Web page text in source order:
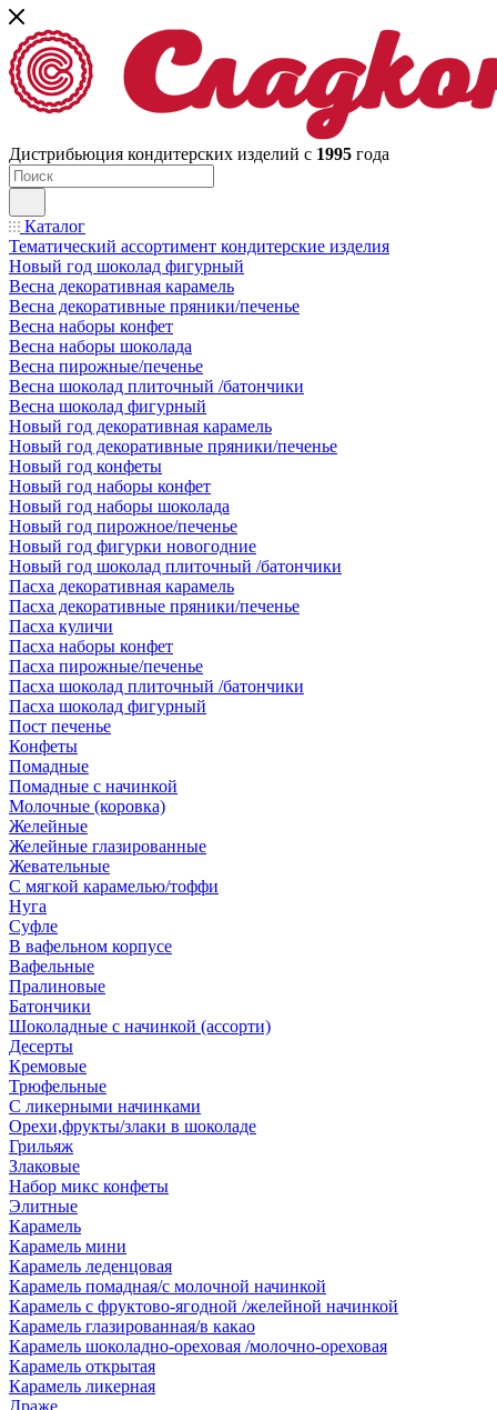
Дистрибьюция кондитерских изделий с 1995 года
Каталог
Тематический ассортимент кондитерские изделия
Новый год шоколад фигурный
Весна декоративная карамель
Весна декоративные пряники/печенье
Весна наборы конфет
Весна наборы шоколада
Весна пирожные/печенье
Весна шоколад плиточный /батончики
Весна шоколад фигурный
Новый год декоративная карамель
Новый год декоративные пряники/печенье
Новый год конфеты
Новый год наборы конфет
Новый год наборы шоколада
Новый год пирожное/печенье
Новый год фигурки новогодние
Новый год шоколад плиточный /батончики
Пасха декоративная карамель
Пасха декоративные пряники/печенье
Пасха куличи
Пасха наборы конфет
Пасха пирожные/печенье
Пасха шоколад плиточный /батончики
Пасха шоколад фигурный
Пост печенье
Конфеты
Помадные
Помадные с начинкой
Молочные (коровка)
Желейные
Желейные глазированные
Жевательные
С мягкой карамелью/тоффи
Нуга
Суфле
В вафельном корпусе
Вафельные
Пралиновые
Батончики
Шоколадные с начинкой (ассорти)
Десерты
Кремовые
Трюфельные
С ликерными начинками
Орехи,фрукты/злаки в шоколаде
Грильяж
Злаковые
Набор микс конфеты
Элитные
Карамель
Карамель мини
Карамель леденцовая
Карамель помадная/с молочной начинкой
Карамель с фруктово-ягодной /желейной начинкой
Карамель глазированная/в какао
Карамель шоколадно-ореховая /молочно-ореховая
Карамель открытая
Карамель ликерная
Драже